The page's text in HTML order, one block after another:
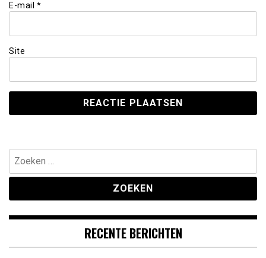
E-mail *
Site
Zoeken
naar:
RECENTE BERICHTEN